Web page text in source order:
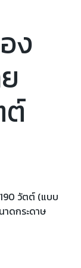
ง
ต์
วัตต์ (แบบ
าดกระดาษ